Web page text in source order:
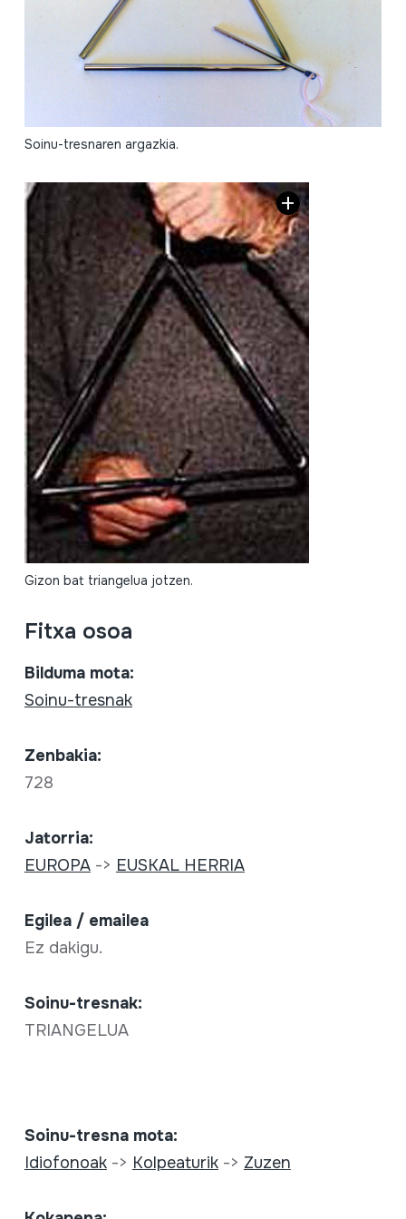
Soinu-tresnaren argazkia.
Gizon bat triangelua jotzen.
Fitxa osoa
Bilduma mota:
Soinu-tresnak
Zenbakia:
728
Jatorria:
EUROPA-> EUSKAL HERRIA
Egilea / emailea
Ez dakigu.
Soinu-tresnak:
TRIANGELUA
Soinu-tresna mota:
Idiofonoak-> Kolpeaturik-> Zuzen